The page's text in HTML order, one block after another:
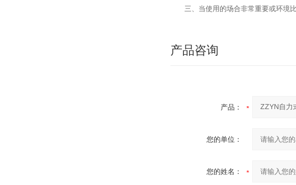
三、当使用的场合非常重要或环境
产品咨询
产品：
您的单位：
您的姓名：